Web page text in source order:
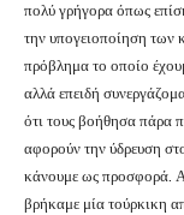
πολύ γρήγορα όπως
την υπογειοποίηση των
πρόβλημα το οποίο
αλλά επειδή
ότι τους βοήθησα πάρα
αφορούν την ύδρευση
κάνουμε ως προσφορά.
βρήκαμε μία τούρκικη